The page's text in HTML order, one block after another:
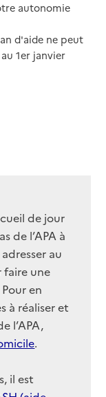
autonomie
d'aide ne peut
1er janvier
de jour
de l’APA à
au
une
en
à réaliser et
l’APA,
.
il est